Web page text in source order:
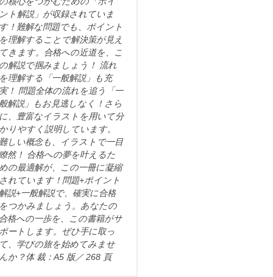
ント解説」が収録されていま
す！難解な問題でも、ポイント
を理解することで解決策が見え
てきます。合格への近道を、こ
の解説で掴みましょう！ 流れ
を理解する「一般解説」も充
実！ 問題全体の流れを追う「一
般解説」もお見逃しなく！さら
に、豊富なイラストを用いて分
かりやすく説明しています。
難しい概念も、イラストで一目
瞭然！ 合格への夢を叶えるた
めの最適解が、この一冊に凝縮
されています！問題+ポイント
解説+一般解説で、確実に合格
をつかみましょう。あなたの
合格への一歩を、この書籍がサ
ポートします。ぜひ手に取っ
て、学びの旅を始めてみませ
んか？体 裁：A5 版／ 268 頁